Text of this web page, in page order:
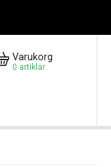
Varukorg
0 artiklar